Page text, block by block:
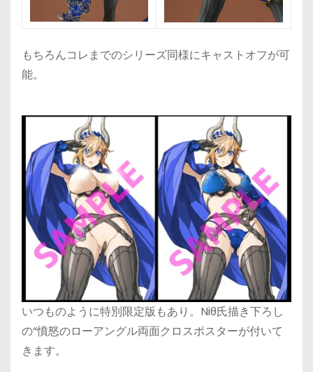
もちろんコレまでのシリーズ同様にキャストオフが可
能。
いつものように特別限定版もあり。Niθ氏描き下ろし
の“憤怒のローアングル両面クロスポスターが付いて
きます。